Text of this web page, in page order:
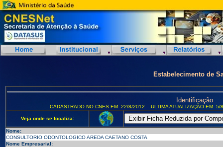
Estabelecimento de
Identificação
CADASTRADO NO CNES EM: 22/8/2012 ULTIMA ATUALIZAÇÃO EM:
Veja onde se localiza:
Nome:
CONSULTORIO ODONTOLOGICO AREDA CAETANO COSTA
Nome Empresarial: